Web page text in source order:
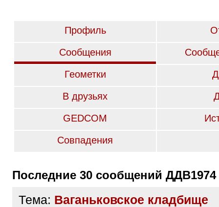
Профиль
Сообщения
Геометки
В друзьях
GEDCOM
Совпадения
Последние 30 сообщений ДДВ1974
Тема: Ваганьковское кладбище